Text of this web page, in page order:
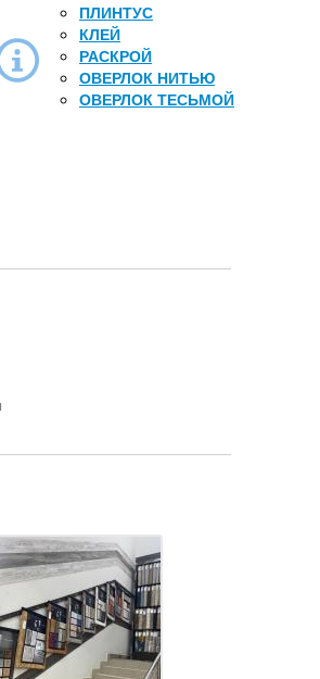
ПЛИНТУС
КЛЕЙ
РАСКРОЙ
ОВЕРЛОК НИТЬЮ
ОВЕРЛОК ТЕСЬМОЙ